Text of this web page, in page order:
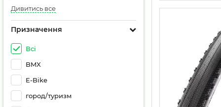
Дивитись все
Призначення
Всі
BMX
E-Bike
город/туризм